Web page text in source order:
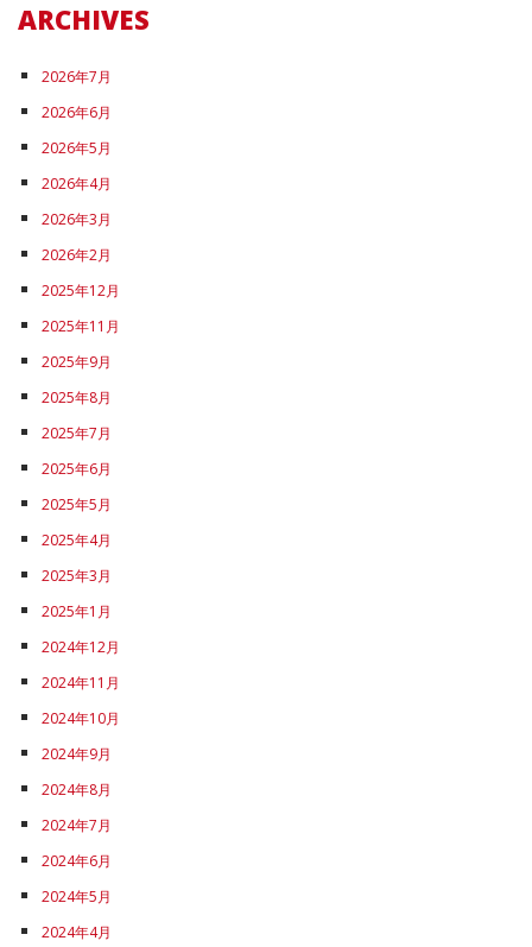
ARCHIVES
2026年7月
2026年6月
2026年5月
2026年4月
2026年3月
2026年2月
2025年12月
2025年11月
2025年9月
2025年8月
2025年7月
2025年6月
2025年5月
2025年4月
2025年3月
2025年1月
2024年12月
2024年11月
2024年10月
2024年9月
2024年8月
2024年7月
2024年6月
2024年5月
2024年4月